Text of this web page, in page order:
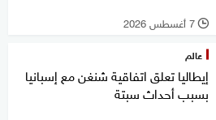
l 7 أغسطس 2026
عالم
إيطاليا تعلق اتفاقية شنغن مع إسبانيا
بسبب أحداث سبتة